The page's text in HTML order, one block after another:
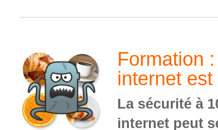
Formation
internet
La sécurité à
internet peut